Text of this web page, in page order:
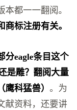
都一一翻阅。
标注册有关。
分eagle条目这个
是雕？翻阅大量
鹰科猛兽）。为
献资料，还要讲